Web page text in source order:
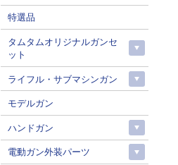
特選品
タムタムオリジナルガンセ
ット
ライフル・サブマシンガン
モデルガン
ハンドガン
電動ガン外装パーツ